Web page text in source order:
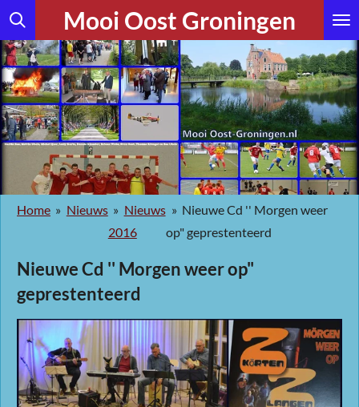
Ga
direct
naar
de
hoofdinhoud
Mooi Oost Groningen
Home » Nieuws » Nieuws
2016
» Nieuwe Cd '' Morgen weer
op" geprestenteerd
Nieuwe Cd '' Morgen weer op"
geprestenteerd